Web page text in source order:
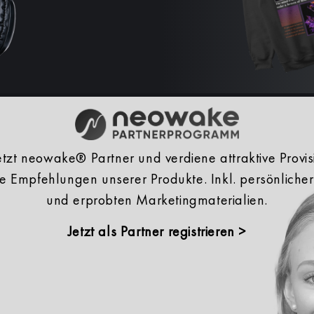
neowake® Partner und verdiene attraktive
Empfehlungen unserer Produkte. Inkl.
und erprobten Marketingmaterialien.
Jetzt als Partner registrieren >